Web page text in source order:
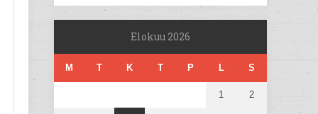
Elokuu 2026
M T K T P L S
1 2